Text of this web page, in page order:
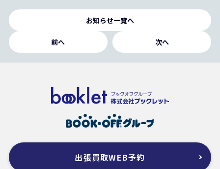
お知らせ一覧へ
前へ 次へ
出張買取WEB予約